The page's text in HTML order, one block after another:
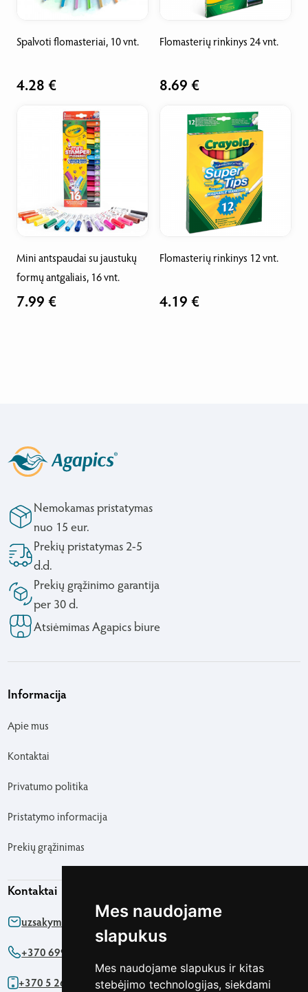
Mes naudojame
slapukus
Mes naudojame slapukus ir kitas
stebėjimo technologijas, siekdami
Spalvoti flomasteriai, 10 vnt.
4.28 €
Mini antspaudai su jaustukų
formų antgaliais, 16 vnt.
7.99 €
Flomasterių rinkinys 24 vnt.
8.69 €
Flomasterių rinkinys 12 vnt.
4.19 €
Nemokamas pristatymas
nuo 15 eur.
Prekių pristatymas 2-5
d.d.
Prekių grąžinimo garantija
per 30 d.
Atsiėmimas Agapics biure
Informacija
Apie mus
Kontaktai
Privatumo politika
Pristatymo informacija
Prekių grąžinimas
Kontaktai
uzsakymas@agapics.lt
+370 699 76161
+370 5 2622091